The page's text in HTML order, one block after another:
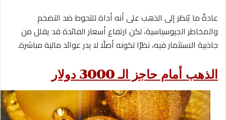
عادةً ما يُنظر إلى الذهب على أنه أداة للتحوط ضد التضخم
والمخاطر الجيوسياسية، لكن ارتفاع أسعار الفائدة قد يقلل من
جاذبية الاستثمار فيه، نظرًا لكونه أصلًا لا يدر عوائد مالية مباشرة.
الذهب أمام حاجز الـ 3000 دولار